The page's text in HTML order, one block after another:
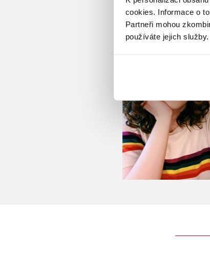
cookies. Informace o
Partneři mohou
používáte jejich služby.